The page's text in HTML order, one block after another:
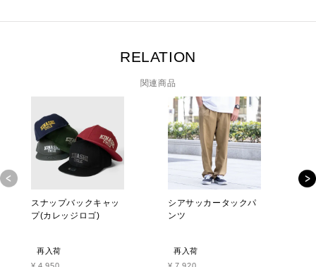
RELATION
関連商品
スナップバックキャッ
プ(カレッジロゴ)
再入荷
¥ 4,950
シアサッカータックパ
ンツ
再入荷
¥ 7,920